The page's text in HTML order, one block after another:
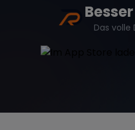
Das volle